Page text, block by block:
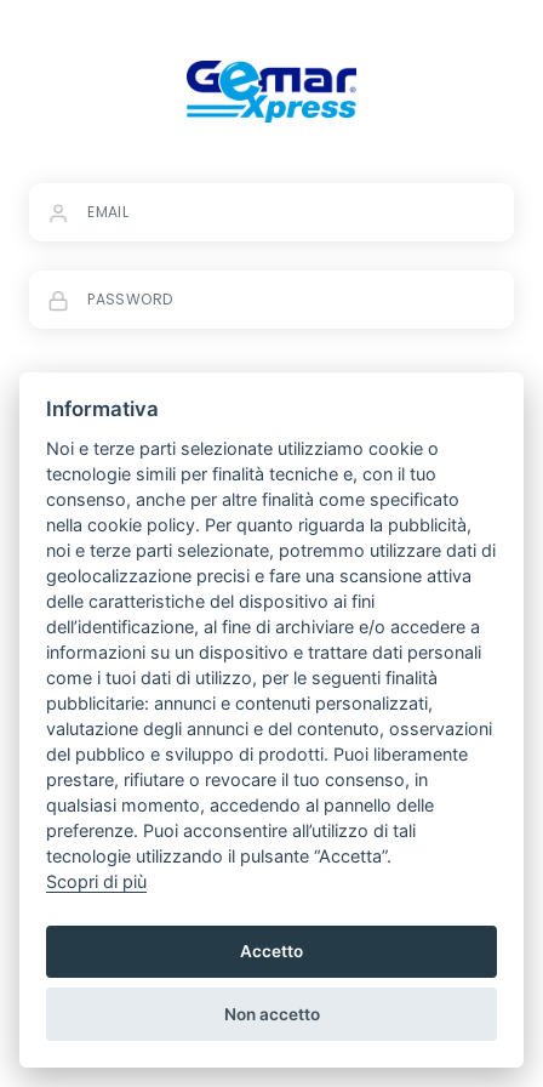
PASSWORD DIMENTICATA?
REGISTRATI
ENTRA CON
Informativa
Noi e terze parti selezionate utilizziamo cookie o
tecnologie simili per finalità tecniche e, con il tuo
consenso, anche per altre finalità come specificato
nella cookie policy. Per quanto riguarda la pubblicità,
noi e terze parti selezionate, potremmo utilizzare dati di
geolocalizzazione precisi e fare una scansione attiva
delle caratteristiche del dispositivo ai fini
dell’identificazione, al fine di archiviare e/o accedere a
informazioni su un dispositivo e trattare dati personali
come i tuoi dati di utilizzo, per le seguenti finalità
pubblicitarie: annunci e contenuti personalizzati,
valutazione degli annunci e del contenuto, osservazioni
del pubblico e sviluppo di prodotti. Puoi liberamente
prestare, rifiutare o revocare il tuo consenso, in
qualsiasi momento, accedendo al pannello delle
preferenze. Puoi acconsentire all’utilizzo di tali
tecnologie utilizzando il pulsante “Accetta”.
Scopri di più
Accetto
Non accetto